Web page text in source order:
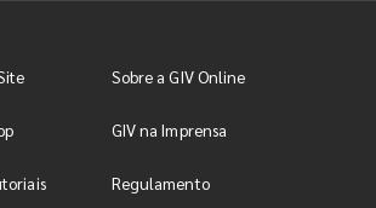
Sobre a GIV Online
GIV na Imprensa
Regulamento